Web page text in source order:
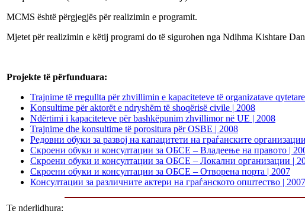
MCMS është përgjegjës për realizimin e programit.
Mjetet për realizimin e këtij programi do të sigurohen nga Ndihma Kishtare
Projekte të përfunduara:
Trajnime të rregullta për zhvillimin e kapaciteteve të organizatave
Konsultime për aktorët e ndryshëm të shoqërisë civile | 2008
Ndërtimi i kapaciteteve për bashkëpunim zhvillimor në UE | 2008
Trajnime dhe konsultime të porositura për OSBE | 2008
Редовни обуки за развој на капацитети на граѓанските
Скроени обуки и консултации за ОБСЕ – Владеење на правото |
Скроени обуки и консултации за ОБСЕ – Локални организации |
Скроени обуки и консултации за ОБСЕ – Отворена порта | 2007
Консултации за различните актери на граѓанското општество | 2007
Te nderlidhura: